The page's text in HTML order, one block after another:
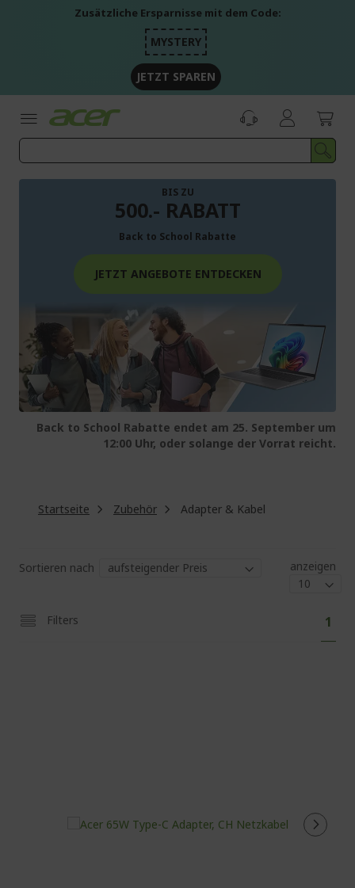
Zusätzliche Ersparnisse mit dem Code:
MYSTERY
JETZT SPAREN
BIS ZU
500.- RABATT
Back to School Rabatte
JETZT ANGEBOTE ENTDECKEN
Back to School Rabatte endet am 25. September um
12:00 Uhr, oder solange der Vorrat reicht.
Startseite Zubehör Adapter & Kabel
Sortieren nach anzeigen
Filters
Sie
1